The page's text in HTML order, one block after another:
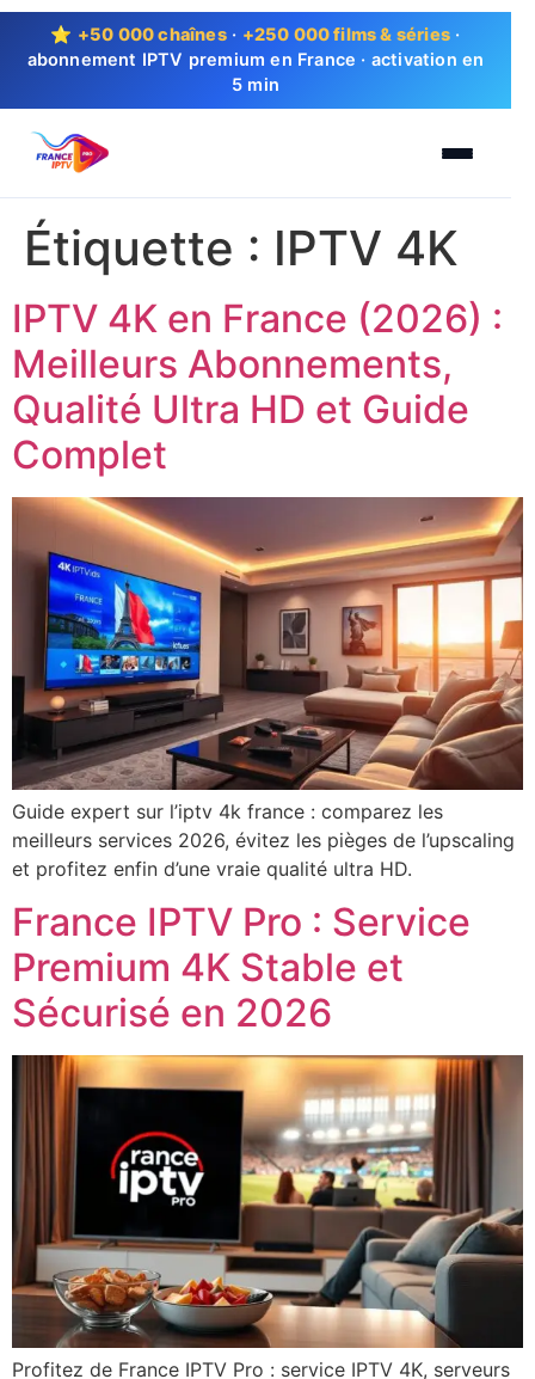
⭐ +50 000 chaînes· +250 000 films & séries ·
abonnement IPTV premium en France · activation en
5 min
Étiquette : IPTV 4K
IPTV 4K en France (2026) :
Meilleurs Abonnements,
Qualité Ultra HD et Guide
Complet
Guide expert sur l’iptv 4k france : comparez les
meilleurs services 2026, évitez les pièges de l’upscaling
et profitez enfin d’une vraie qualité ultra HD.
France IPTV Pro : Service
Premium 4K Stable et
Sécurisé en 2026
Profitez de France IPTV Pro : service IPTV 4K, serveurs